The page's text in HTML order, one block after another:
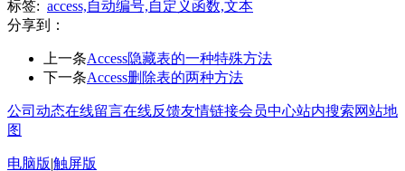
标签: access,自动编号,自定义函数,文本
分享到：
上一条Access隐藏表的一种特殊方法
下一条Access删除表的两种方法
公司动态在线留言在线反馈友情链接会员中心站内搜索网站地
图
电脑版|触屏版